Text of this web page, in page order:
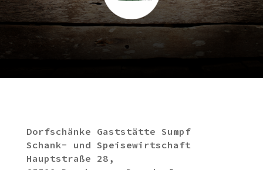
Dorfschänke Gaststätte Sumpf
Schank- und Speisewirtschaft
Hauptstraße 28,